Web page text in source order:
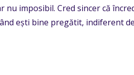
nu imposibil. Cred sincer că
ești bine pregătit, indiferent